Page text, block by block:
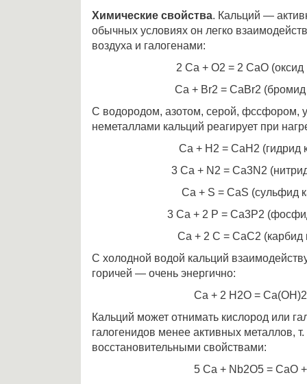
Химические свойства. Кальций —
обычных условиях он легко
воздуха и галогенами:
2 Са + О2 = 2 СаО (оксид
Са + Вr2 = СаВr2 (бромид
С водородом, азотом, серой, фссфором,
неметаллами кальций реагирует при
Са + Н2 = СаН2 (гидрид
3 Са + N2 = Са3N2
Са + S = СаS (сульфид
3 Са + 2 Р = Са3Р2
Са + 2 С = СаС2 (карбид
С холодной водой кальций
горичей — очень энергично:
Са + 2 Н2О =
Кальций может отнимать кислород или
галогенидов менее активных металлов, т.
восстановительными свойствами:
5 Са + Nb2О5 = СаО